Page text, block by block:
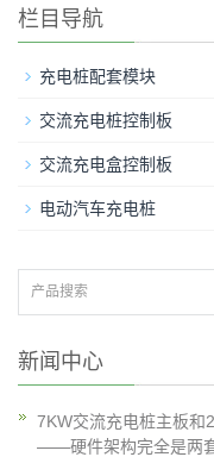
栏目导航
充电桩配套模块
交流充电桩控制板
交流充电盒控制板
电动汽车充电桩
新闻中心
7KW交流充电桩主板和
——硬件架构完全是两